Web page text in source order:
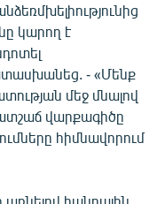
կարող է
- «Մենք
մեջ մնալով
վարքագիծը
հիմնավորում
հանրային